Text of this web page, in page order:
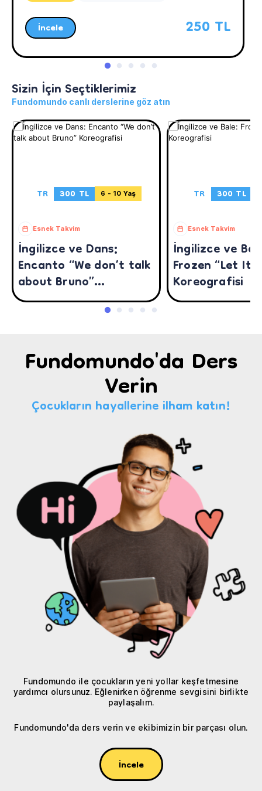
İncele 250 TL
Sizin İçin Seçtiklerimiz
Fundomundo canlı derslerine göz atın
TR 300 TL 6 - 10 Yaş
Esnek Takvim
İngilizce ve Dans:
Encanto “We don’t talk
about Bruno”
Koreografisi
TR 300 TL
Esnek Takvim
İngilizce ve
Frozen “Let It
Koreografisi
Fundomundo'da Ders
Verin
Çocukların hayallerine ilham katın!
Fundomundo ile çocukların yeni yollar keşfetmesine
yardımcı olursunuz. Eğlenirken öğrenme sevgisini birlikte
paylaşalım.
Fundomundo'da ders verin ve ekibimizin bir parçası olun.
İncele